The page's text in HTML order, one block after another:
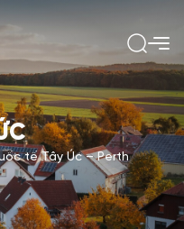
tế Tây Úc – Perth